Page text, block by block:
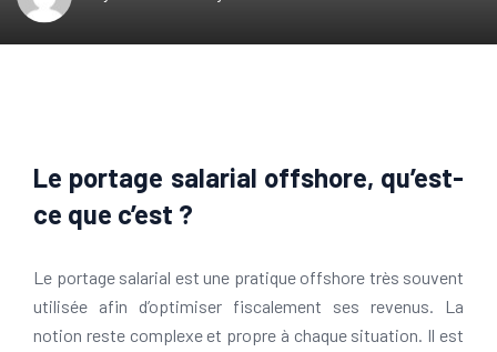
Le portage salarial offshore, qu’est-
ce que c’est ?
Le portage salarial est une pratique offshore très souvent
utilisée afin d’optimiser fiscalement ses revenus. La
notion reste complexe et propre à chaque situation. Il est